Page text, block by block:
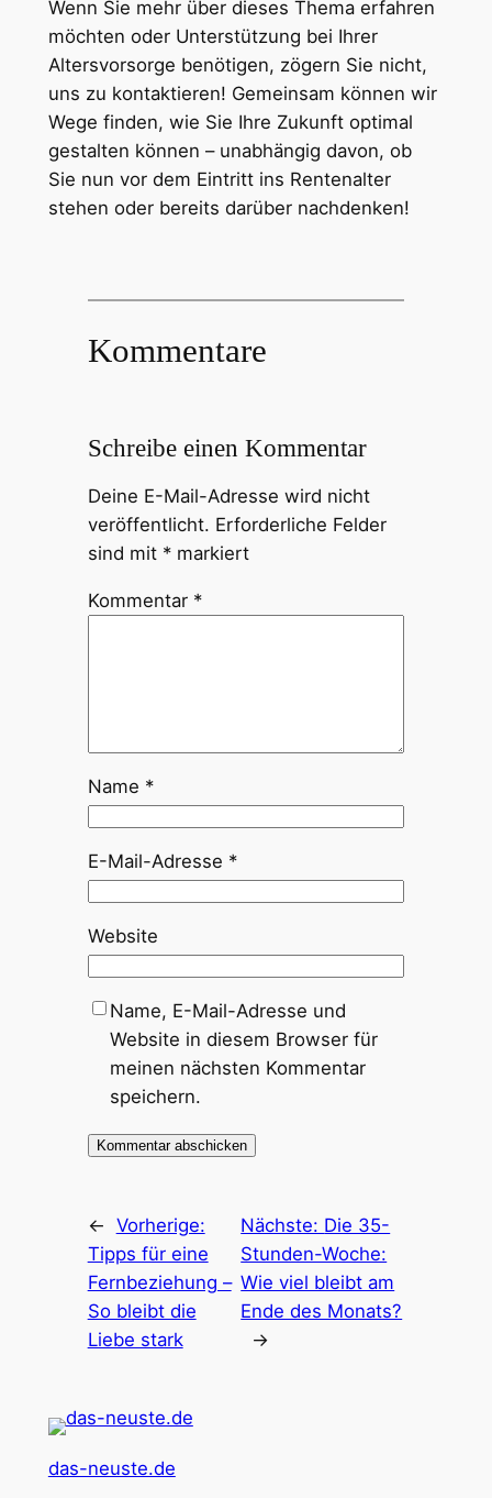
Wenn Sie mehr über dieses Thema erfahren
möchten oder Unterstützung bei Ihrer
Altersvorsorge benötigen, zögern Sie nicht,
uns zu kontaktieren! Gemeinsam können wir
Wege finden, wie Sie Ihre Zukunft optimal
gestalten können – unabhängig davon, ob
Sie nun vor dem Eintritt ins Rentenalter
stehen oder bereits darüber nachdenken!
Kommentare
Schreibe einen Kommentar
Deine E-Mail-Adresse wird nicht
veröffentlicht. Erforderliche Felder
sind mit *markiert
Kommentar *
Name *
E-Mail-Adresse *
Website
Name, E-Mail-Adresse und
Website in diesem Browser für
meinen nächsten Kommentar
speichern.
← Vorherige:
Tipps für eine
Fernbeziehung –
So bleibt die
Liebe stark
Nächste: Die 35-
Stunden-Woche:
Wie viel bleibt am
Ende des Monats?
→
das-neuste.de